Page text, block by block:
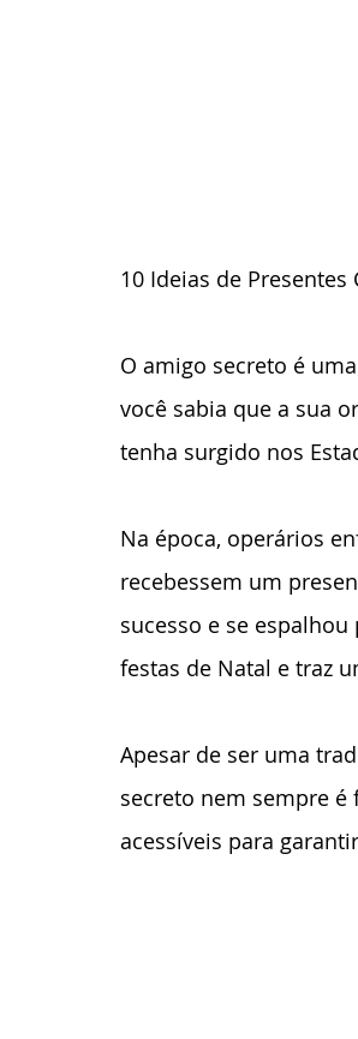
10 Ideias de
O amigo secreto é
você sabia que a sua
tenha surgido nos
Na época, operários
recebessem um
sucesso e se
festas de Natal e traz
Apesar de ser uma
secreto nem sempre é
acessíveis para